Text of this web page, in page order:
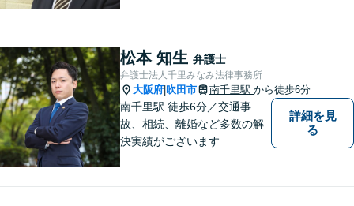
松本 知生 弁護士
弁護士法人千里みなみ法律事務所
大阪府 吹田市 南千里駅 から徒歩6分
南千里駅 徒歩6分／交通事
故、相続、離婚など多数の解
決実績がございます
詳細を見
る